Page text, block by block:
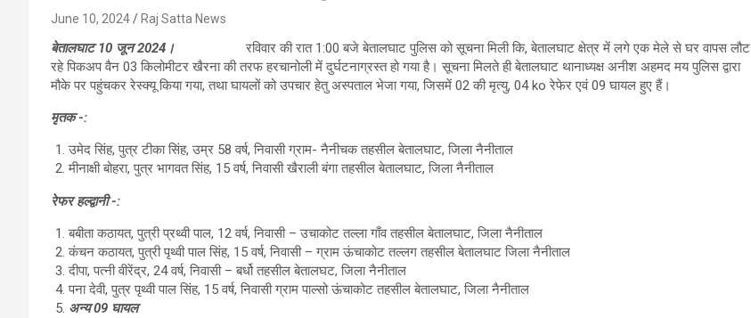
June 10, 2024 Raj Satta News
बेतालघाट 10 जून 2024।
रविवार की रात 1:00 बजे बेतालघाट पुलिस को सूचना मिली कि, बेतालघाट क्षेत्र में लगे एक मेले से घर वापस लौट
रहे पिकअप वैन 03 किलोमीटर खैरना की तरफ हरचानोली में दुर्घटनाग्रस्त हो गया है। सूचना मिलते ही बेतालघाट थानाध्यक्ष अनीश अहमद मय पुलिस द्वारा
मौके पर पहुंचकर रेस्क्यू किया गया, तथा घायलों को उपचार हेतु अस्पताल भेजा गया, जिसमें 02 की मृत्यु, 04 ko रेफेर एवं 09 घायल हुए हैं।
मृतक -:
उमेद सिंह, पुत्र टीका सिंह, उम्र 58 वर्ष, निवासी ग्राम- नैनीचक तहसील बेतालघाट, जिला नैनीताल
मीनाक्षी बोहरा, पुत्र भागवत सिंह, 15 वर्ष, निवासी खैराली बंगा तहसील बेतालघाट, जिला नैनीताल
रेफर हल्द्वानी -:
बबीता कठायत, पुत्री प्रथ्वी पाल, 12 वर्ष, निवासी – उचाकोट तल्ला गाँव तहसील बेतालघाट, जिला नैनीताल
कंचन कठायत, पुत्री पृथ्वी पाल सिंह, 15 वर्ष, निवासी – ग्राम ऊंचाकोट तल्लग तहसील बेतालघाट जिला नैनीताल
दीपा, पत्नी वीरेंद्र, 24 वर्ष, निवासी – बर्धो तहसील बेतालघट, जिला नैनीताल
पना देवी, पुत्र पृथ्वी पाल सिंह, 15 वर्ष, निवासी ग्राम पाल्सो ऊंचाकोट तहसील बेतालघाट, जिला नैनीताल
अन्य 09 घायल